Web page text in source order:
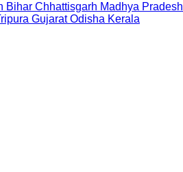
Bihar Chhattisgarh Madhya Pradesh
Gujarat Odisha Kerala